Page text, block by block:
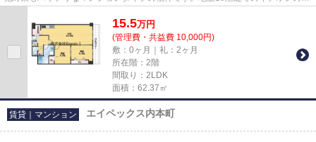
15.5万円
(管理費・共益費 10,000円)
敷：0ヶ月｜礼：2ヶ月
所在階：2階
間取り：2LDK
面積：62.37㎡
賃貸｜マンション エイペックス内本町